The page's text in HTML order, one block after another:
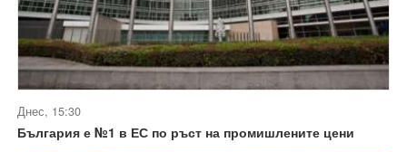
Днес, 15:30
България е №1 в ЕС по ръст на промишлените цени